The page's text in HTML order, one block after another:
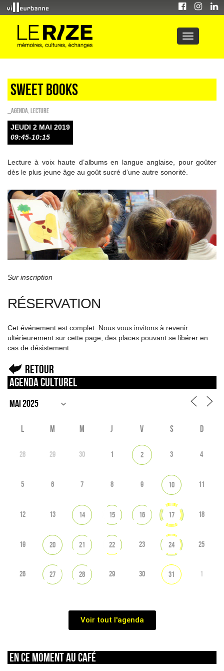
Sweet Books
_Agenda Lecture
JEUDI 2 MAI 2019
09:45-10:15
Lecture à voix haute d’albums en langue anglaise, pour goûter
dès le plus jeune âge au goût sucré d’une autre sonorité.
Sur inscription
RÉSERVATION
Cet événement est complet. Nous vous invitons à revenir
ultérieurement sur cette page, des places pouvant se libérer en
cas de désistement.
Retour
Agenda culturel
L M M J V S D
28 29 30 1 2 3 4
5 6 7 8 9 10 11
12 13 14 15 16 17 18
19 20 21 22 23 24 25
26 27 28 29 30 31 1
Voir tout l'agenda
En ce moment au café